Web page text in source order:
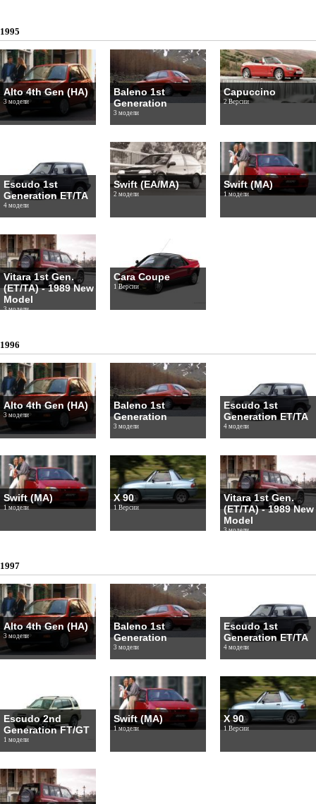
1995
Alto 4th Gen (HA)
3 модели
Baleno 1st
Generation
3 модели
Capuccino
2 Версии
Escudo 1st
Generation ET/TA
4 модели
Swift (EA/MA)
2 модели
Swift (MA)
1 модели
Vitara 1st Gen.
(ET/TA) - 1989 New
Model
3 модели
Cara Coupe
1 Версии
1996
Alto 4th Gen (HA)
3 модели
Baleno 1st
Generation
3 модели
Escudo 1st
Generation ET/TA
4 модели
Swift (MA)
1 модели
X 90
1 Версии
Vitara 1st Gen.
(ET/TA) - 1989 New
Model
3 модели
1997
Alto 4th Gen (HA)
3 модели
Baleno 1st
Generation
3 модели
Escudo 1st
Generation ET/TA
4 модели
Escudo 2nd
Generation FT/GT
1 модели
Swift (MA)
1 модели
X 90
1 Версии